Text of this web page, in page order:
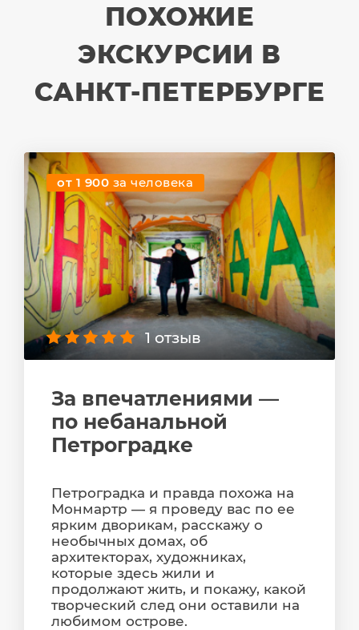
ПОХОЖИЕ
ЭКСКУРСИИ В
САНКТ-ПЕТЕРБУРГЕ
от 1 900 за человека
1 отзыв
За впечатлениями —
по небанальной
Петроградке
Петроградка и правда похожа на
Монмартр — я проведу вас по ее
ярким дворикам, расскажу о
необычных домах, об
архитекторах, художниках,
которые здесь жили и
продолжают жить, и покажу, какой
творческий след они оставили на
любимом острове.